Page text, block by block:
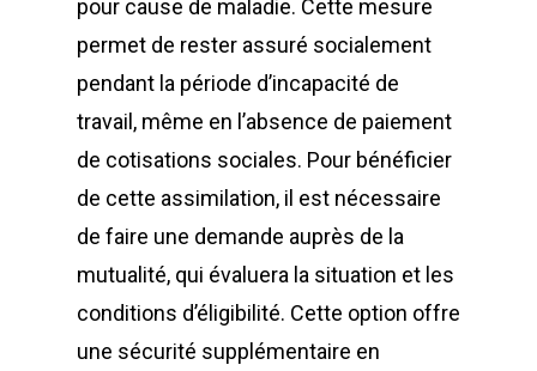
pour cause de maladie. Cette mesure
permet de rester assuré socialement
pendant la période d’incapacité de
travail, même en l’absence de paiement
de cotisations sociales. Pour bénéficier
de cette assimilation, il est nécessaire
de faire une demande auprès de la
mutualité, qui évaluera la situation et les
conditions d’éligibilité. Cette option offre
une sécurité supplémentaire en